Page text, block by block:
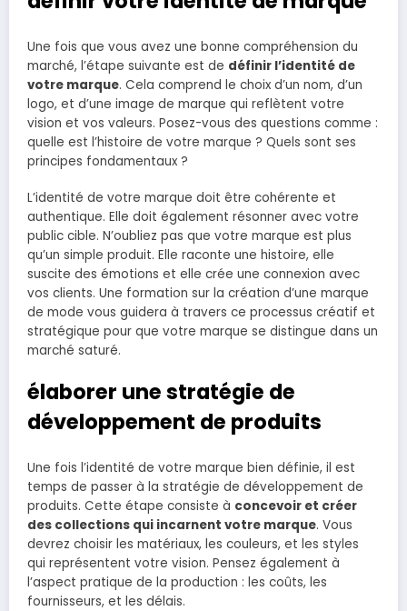
Une fois que vous avez une bonne compréhension du
marché, l’étape suivante est de définir l’identité de
votre marque. Cela comprend le choix d’un nom, d’un
logo, et d’une image de marque qui reflètent votre
vision et vos valeurs. Posez-vous des questions comme :
quelle est l’histoire de votre marque ? Quels sont ses
principes fondamentaux ?
L’identité de votre marque doit être cohérente et
authentique. Elle doit également résonner avec votre
public cible. N’oubliez pas que votre marque est plus
qu’un simple produit. Elle raconte une histoire, elle
suscite des émotions et elle crée une connexion avec
vos clients. Une formation sur la création d’une marque
de mode vous guidera à travers ce processus créatif et
stratégique pour que votre marque se distingue dans un
marché saturé.
élaborer une stratégie de
développement de produits
Une fois l’identité de votre marque bien définie, il est
temps de passer à la stratégie de développement de
produits. Cette étape consiste à concevoir et créer
des collections qui incarnent votre marque. Vous
devrez choisir les matériaux, les couleurs, et les styles
qui représentent votre vision. Pensez également à
l’aspect pratique de la production : les coûts, les
fournisseurs, et les délais.